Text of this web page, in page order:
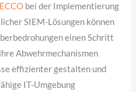
bei der Implementierung
SIEM-Lösungen können
einen Schritt
Abwehrmechanismen
effizienter gestalten und
IT-Umgebung